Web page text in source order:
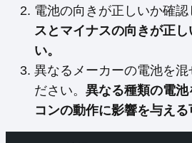
電池の向きが正しいか確認
スとマイナスの向きが正
い。
異なるメーカーの電池を混
ださい。 異なる種類の電
コンの動作に影響を与える